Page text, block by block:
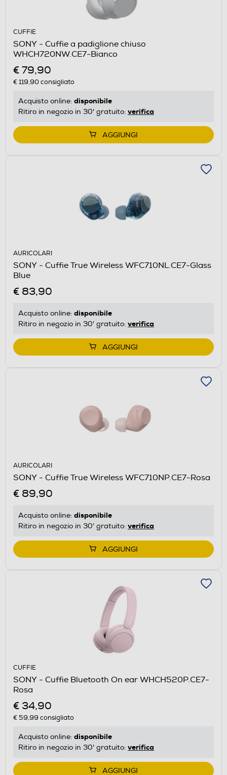
CUFFIE
SONY - Cuffie a padiglione chiuso
WHCH720NW.CE7-Bianco
€ 79,90
€ 119,90consigliato
Acquisto online: disponibile
Ritiro in negozio in 30' gratuito: verifica
AGGIUNGI
AURICOLARI
SONY - Cuffie True Wireless WFC710NL.CE7-Glass
Blue
€ 83,90
Acquisto online: disponibile
Ritiro in negozio in 30' gratuito: verifica
AGGIUNGI
AURICOLARI
SONY - Cuffie True Wireless WFC710NP.CE7-Rosa
€ 89,90
Acquisto online: disponibile
Ritiro in negozio in 30' gratuito: verifica
AGGIUNGI
CUFFIE
SONY - Cuffie Bluetooth On ear WHCH520P.CE7-
Rosa
€ 34,90
€ 59,99 consigliato
Acquisto online: disponibile
Ritiro in negozio in 30' gratuito: verifica
AGGIUNGI